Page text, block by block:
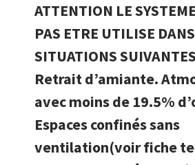
ATTENTION LE
PAS ETRE UTILISE
SITUATIONS
Retrait d’amiante.
avec moins de 19.5%
Espaces confinés sans
ventilation(voir fiche